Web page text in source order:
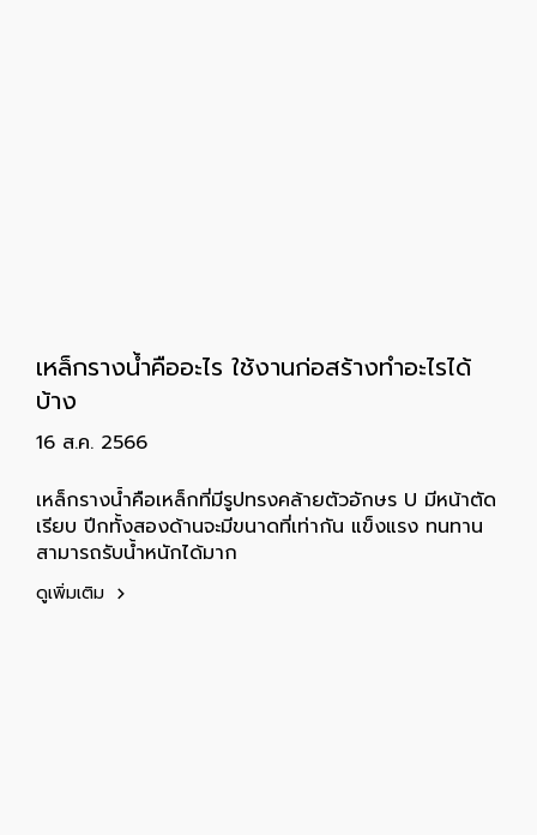
เหล็กรางน้ำคืออะไร ใช้งานก่อสร้างทำอะไรได้
บ้าง
16 ส.ค. 2566
เหล็กรางน้ำคือเหล็กที่มีรูปทรงคล้ายตัวอักษร U มีหน้าตัด
เรียบ ปีกทั้งสองด้านจะมีขนาดที่เท่ากัน แข็งแรง ทนทาน
สามารถรับน้ำหนักได้มาก
ดูเพิ่มเติม